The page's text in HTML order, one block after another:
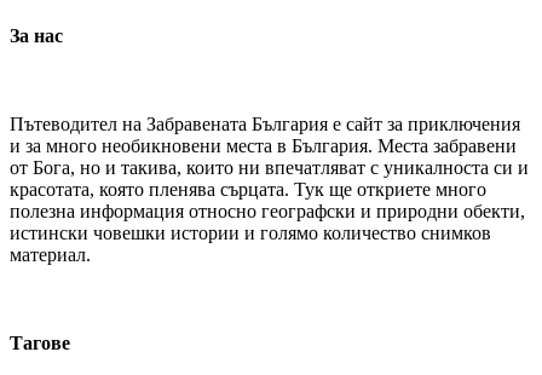
За нас
Пътеводител на Забравената България е сайт за приключения
и за много необикновени места в България. Места забравени
от Бога, но и такива, които ни впечатляват с уникалноста си и
красотата, която пленява сърцата. Тук ще откриете много
полезна информация относно географски и природни обекти,
истински човешки истории и голямо количество снимков
материал.
Тагове